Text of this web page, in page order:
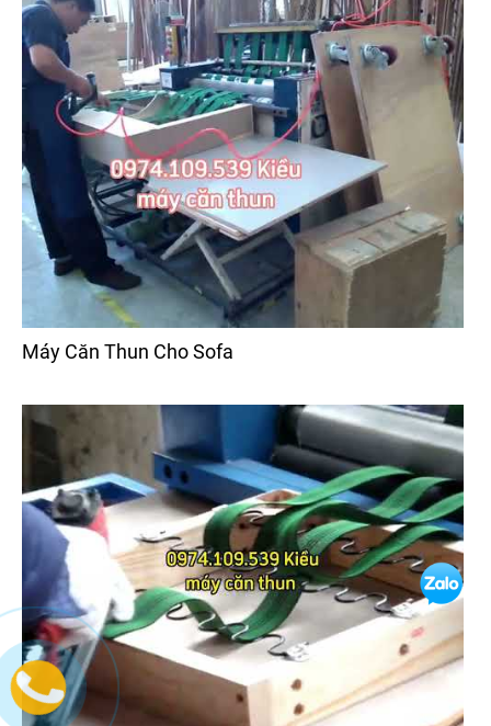
Máy Căn Thun Cho Sofa